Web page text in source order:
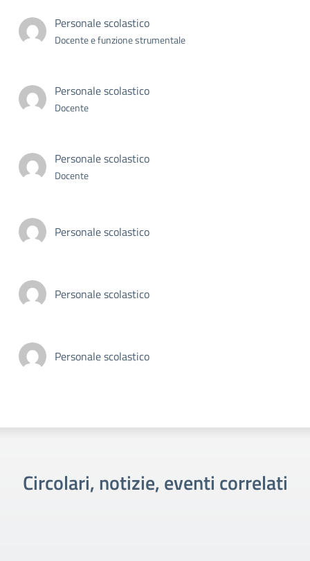
Personale scolastico
Docente e funzione strumentale
Personale scolastico
Docente
Personale scolastico
Docente
Personale scolastico
Personale scolastico
Personale scolastico
Circolari, notizie, eventi correlati